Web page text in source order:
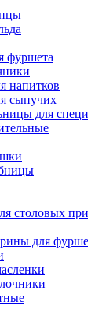
фуршета
напитков
сыпучих
для
столовых
для